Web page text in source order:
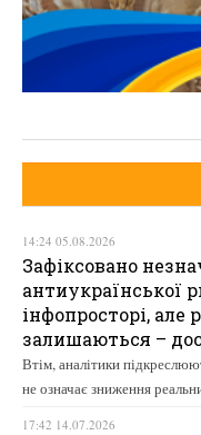
14:24 05.08.2026
Зафіксовано
антиукраїнської
інфопросторі, але
залишаються –
Втім, аналітики
не означає зниження
17:42 14.07.2026